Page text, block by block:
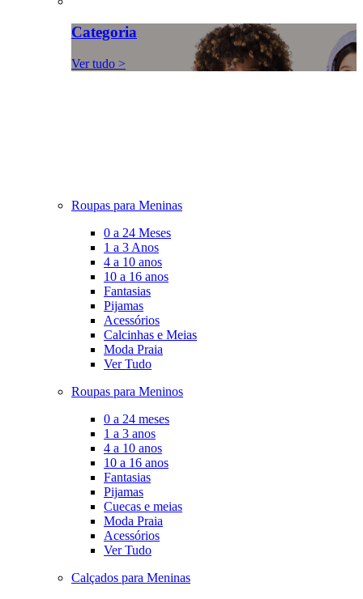
Categoria
Ver tudo >
Roupas para Meninas
0 a 24 Meses
1 a 3 Anos
4 a 10 anos
10 a 16 anos
Fantasias
Pijamas
Acessórios
Calcinhas e Meias
Moda Praia
Ver Tudo
Roupas para Meninos
0 a 24 meses
1 a 3 anos
4 a 10 anos
10 a 16 anos
Fantasias
Pijamas
Cuecas e meias
Moda Praia
Acessórios
Ver Tudo
Calçados para Meninas